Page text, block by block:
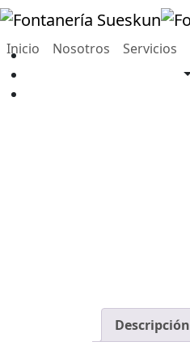
Inicio Nosotros Servicios
Descripción